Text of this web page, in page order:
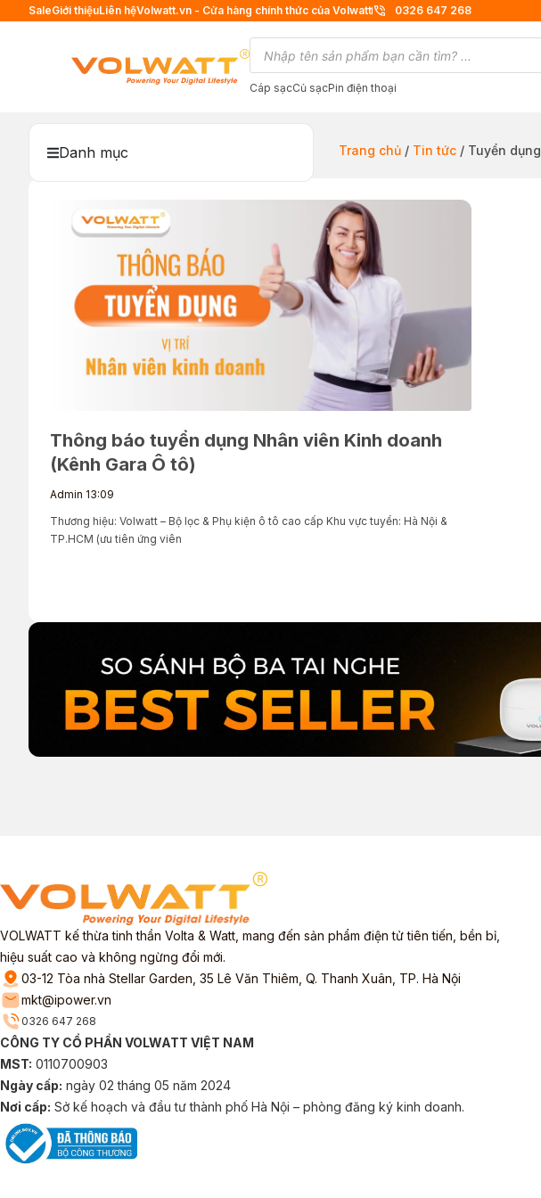
SaleGiới thiệuLiên hệVolwatt.vn - Cửa hàng chính thức của Volwatt 0326 647 268
Cáp sạcCủ sạcPin điện thoại
Danh mục Trang chủ / Tin tức / Tuyển dụng
Thông báo tuyển dụng Nhân viên Kinh doanh
(Kênh Gara Ô tô)
Admin 13:09
Thương hiệu: Volwatt – Bộ lọc & Phụ kiện ô tô cao cấp Khu vực tuyển: Hà Nội &
TP.HCM (ưu tiên ứng viên
VOLWATT kế thừa tinh thần Volta & Watt, mang đến sản phẩm điện tử tiên tiến, bền bỉ,
hiệu suất cao và không ngừng đổi mới.
03-12 Tòa nhà Stellar Garden, 35 Lê Văn Thiêm, Q. Thanh Xuân, TP. Hà Nội
mkt@ipower.vn
0326 647 268
CÔNG TY CỔ PHẦN VOLWATT VIỆT NAM
MST: 0110700903
Ngày cấp: ngày 02 tháng 05 năm 2024
Nơi cấp: Sở kế hoạch và đầu tư thành phố Hà Nội – phòng đăng ký kinh doanh.